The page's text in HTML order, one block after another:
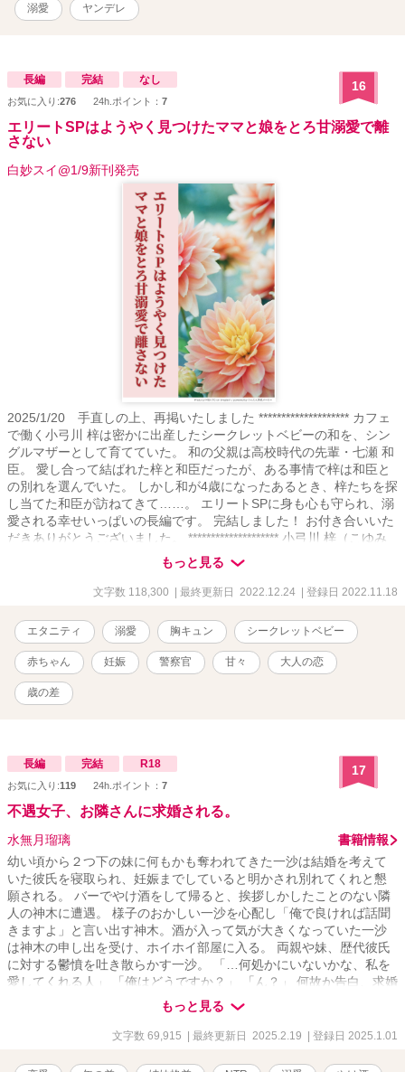
出産、仕事……現代女性を取り巻くさまざまな難題の中、誰にも心
を癒してもらえなかった女性は、ただ一人の手に堕ちる。 藍がめに
た次第。 ※この作品には挿絵が入ります。 ※要はサレ妻が心も身体
もイケメンに奪われて幸せになるお話です。（身も蓋もない） ※作
者は不倫を推奨しているわけではありません。お話のテーマに『略
奪』があるため、こういった設定となっております。 （作者個人と
しては浮気・不倫した人は去勢されてしまえ、という考えです。た
だ不遇な人は報われてほしいな、とも思います。一途な女性を裏切
る奴ぁ地獄に落ちろってね！）
溺愛 ヤンデレ
長編 完結 なし
お気に入り:276 24h.ポイント： 7
16
エリートSPはようやく見つけたママと娘をとろ甘溺愛で離
さない
白妙スイ@1/9新刊発売
2025/1/20 手直しの上、再掲いたしました ******************** カフェ
で働く小弓川 梓は密かに出産したシークレットベビーの和を、シン
グルマザーとして育てていた。 和の父親は高校時代の先輩・七瀬 和
臣。 愛し合って結ばれた梓と和臣だったが、ある事情で梓は和臣と
の別れを選んでいた。 しかし和が4歳になったあるとき、梓たちを探
し当てた和臣が訪ねてきて……。 エリートSPに身も心も守られ、溺
愛される幸せいっぱいの長編です。 完結しました！ お付き合いいた
だきありがとうございました。 ******************** 小弓川 梓（こゆみ
かわ あずさ）（24歳） カフェで働くシングルマザー。 娘の和を大
切に育てている。 七瀬 和臣（ななせ かずおみ）（26歳） 梓の高校
時代の先輩。 当時の生徒会長。 大学卒業後、警察に入り、SPとして
設定年齢は初登場時のものです（時系列により前後あり）
もっと見る
文字数 118,300 | 最終更新日 2022.12.24 | 登録日 2022.11.18
エタニティ 溺愛 胸キュン シークレットベビー
赤ちゃん 妊娠 警察官 甘々 大人の恋
歳の差
長編 完結 R18
お気に入り:119 24h.ポイント： 7
17
不遇女子、お隣さんに求婚される。
水無月瑠璃
書籍情報
幼い頃から２つ下の妹に何もかも奪われてきた一沙は結婚を考えて
いた彼氏を寝取られ、妊娠までしていると明かされ別れてくれと懇
願される。 バーでやけ酒をして帰ると、挨拶しかしたことのない隣
人の神木に遭遇。 様子のおかしい一沙を心配し「俺で良ければ話聞
きますよ」と言い出す神木。酒が入って気が大きくなっていた一沙
は神木の申し出を受け、ホイホイ部屋に入る。 両親や妹、歴代彼氏
に対する鬱憤を吐き散らかす一沙。 「…何処かにいないかな、私を
愛してくれる人」 「俺はどうですか？」 「ん？」 何故か告白、求婚
してくる神木。やさぐれ女子の行く末は？ 愛情に飢えてる不遇女子×
もっと見る
文字数 69,915 | 最終更新日 2025.2.19 | 登録日 2025.1.01